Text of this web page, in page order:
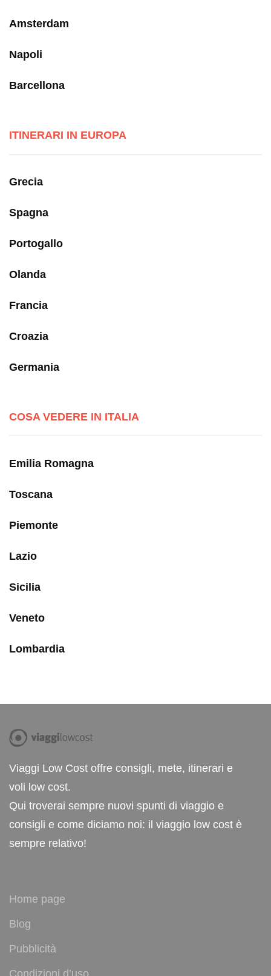
Amsterdam
Napoli
Barcellona
ITINERARI IN EUROPA
Grecia
Spagna
Portogallo
Olanda
Francia
Croazia
Germania
COSA VEDERE IN ITALIA
Emilia Romagna
Toscana
Piemonte
Lazio
Sicilia
Veneto
Lombardia
Viaggi Low Cost offre consigli, mete, itinerari e
voli low cost.
Qui troverai sempre nuovi spunti di viaggio e
consigli e come diciamo noi: il viaggio low cost è
sempre relativo!
Home page
Blog
Pubblicità